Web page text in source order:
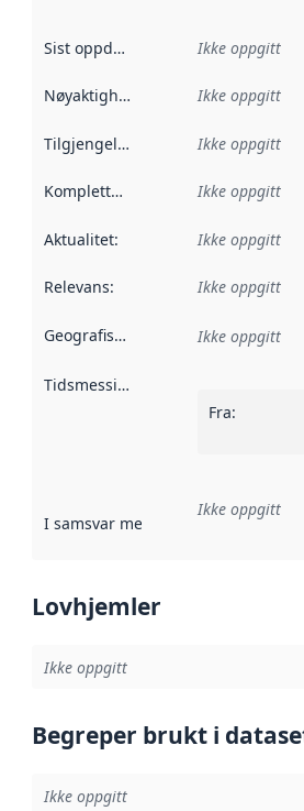
Sist oppdatert Ikke oppgitt
Nøyaktighet Ikke oppgitt
Tilgjengelighet Ikke oppgitt
Kompletthet Ikke oppgitt
Aktualitet: Ikke oppgitt
Relevans: Ikke oppgitt
Geografisk avgrensning :
Ikke oppgitt
Tidsmessig avgrensning
Fra:
I samsvar med Referanse til en
Ikke oppgitt
Lovhjemler
Ikke oppgitt
Begreper brukt i
Ikke oppgitt